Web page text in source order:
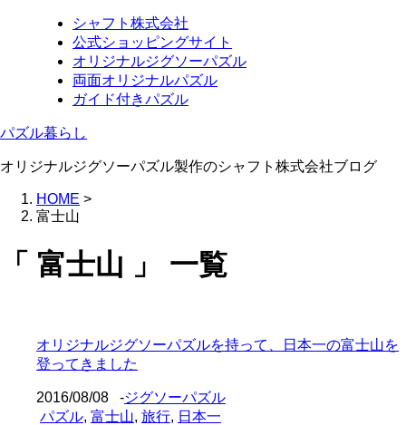
シャフト株式会社
公式ショッピングサイト
オリジナルジグソーパズル
両面オリジナルパズル
ガイド付きパズル
パズル暮らし
オリジナルジグソーパズル製作のシャフト株式会社ブログ
HOME >
富士山
「 富士山 」 一覧
オリジナルジグソーパズルを持って、日本一の富士山を
登ってきました
2016/08/08 -ジグソーパズル
パズル, 富士山, 旅行, 日本一